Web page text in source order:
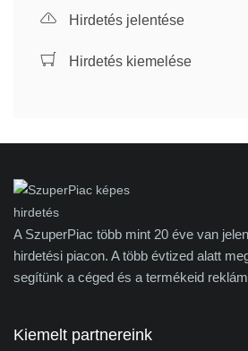
Hirdetés jelentése
Hirdetés kiemelése
A SzuperPiac több mint 20 éve van
hirdetési piacon. A több évtized alatt
segítünk a céged és a termékeid
Kiemelt partnereink